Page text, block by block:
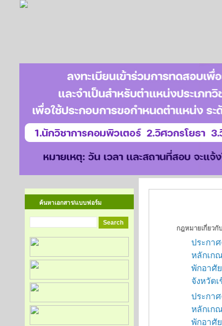
ค้นหาเอกสาร/แบบฟอร์ม
กฎหมายเกี่ยวกั
ประกา
หลักเก
พักอาศั
จังหวัด
ประกา
หลักเก
พักอาศั